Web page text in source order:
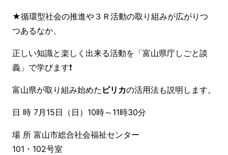
★循環型社会の推進や３Ｒ活動の取り組みが広がりつ
つあるなか、
正しい知識と楽しく出来る活動を「富山県庁しごと談
義」で学びます❗
富山県が取り組み始めた ピリカの活用法も説明します。
日 時 7月15日（日）10時～11時30分
場 所 富山市総合社会福祉センター
101・102号室